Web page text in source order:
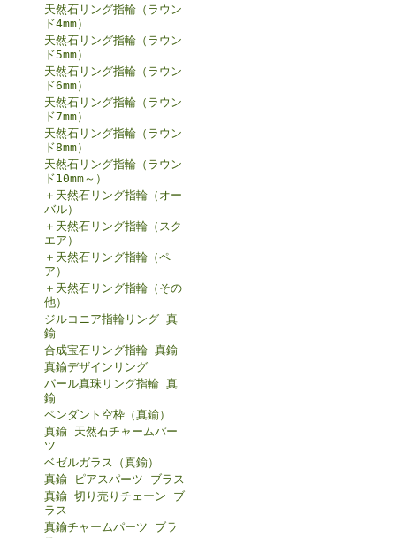
天然石リング指輪（ラウン
ド4mm）
天然石リング指輪（ラウン
ド5mm）
天然石リング指輪（ラウン
ド6mm）
天然石リング指輪（ラウン
ド7mm）
天然石リング指輪（ラウン
ド8mm）
天然石リング指輪（ラウン
ド10mm～）
＋天然石リング指輪（オー
バル）
＋天然石リング指輪（スク
エア）
＋天然石リング指輪（ペ
ア）
＋天然石リング指輪（その
他）
ジルコニア指輪リング 真
鍮
合成宝石リング指輪 真鍮
真鍮デザインリング
パール真珠リング指輪 真
鍮
ペンダント空枠（真鍮）
真鍮 天然石チャームパー
ツ
ベゼルガラス（真鍮）
真鍮 ピアスパーツ ブラス
真鍮 切り売りチェーン ブ
ラス
真鍮チャームパーツ ブラ